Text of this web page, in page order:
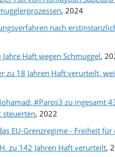
, 2024
nach
Haft wegen Schmuggel,
zu 18 Jahren Haft verurteilt,
#Paros3 zu ingesamt
steuerten, 2022
EU-Grenzregime - Freiheit für
zu 142 Jahren Haft verurteilt,